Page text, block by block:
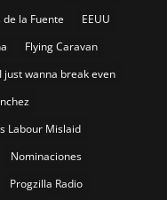
de la Fuente
EEUU
Flying Caravan
I just wanna break even
Labour Mislaid
Nominaciones
Progzilla Radio